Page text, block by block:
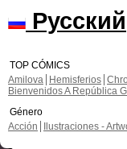
Русский
TOP CÓMICS
Amilova
Hemisferios
Bienvenidos A República
Género
Acción
Ilustraciones -